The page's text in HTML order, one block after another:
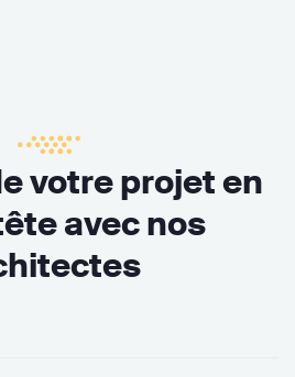
votre projet en
avec nos